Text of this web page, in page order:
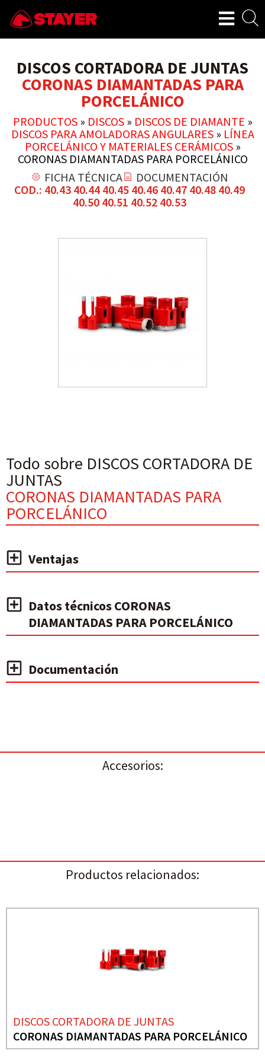
DISCOS CORTADORA DE JUNTAS
CORONAS DIAMANTADAS PARA
PORCELÁNICO
PRODUCTOS» DISCOS» DISCOS DE DIAMANTE »
DISCOS PARA AMOLADORAS ANGULARES» LÍNEA
PORCELÁNICO Y MATERIALES CERÁMICOS»
CORONAS DIAMANTADAS PARA PORCELÁNICO
FICHA TÉCNICA
DOCUMENTACIÓN
COD.: 40.43 40.44 40.45 40.46 40.47 40.48 40.49
40.50 40.51 40.52 40.53
Todo sobre DISCOS CORTADORA DE
JUNTAS
CORONAS DIAMANTADAS PARA
PORCELÁNICO
Ventajas
Datos técnicos CORONAS
DIAMANTADAS PARA PORCELÁNICO
Documentación
Accesorios:
Productos relacionados:
DISCOS CORTADORA DE JUNTAS
CORONAS DIAMANTADAS PARA PORCELÁNICO